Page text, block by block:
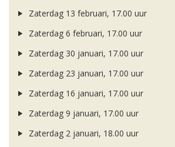
Zaterdag 13 februari, 17.00 uur
Zaterdag 6 februari, 17.00 uur
Zaterdag 30 januari, 17.00 uur
Zaterdag 23 januari, 17.00 uur
Zaterdag 16 januari, 17.00 uur
Zaterdag 9 januari, 17.00 uur
Zaterdag 2 januari, 18.00 uur